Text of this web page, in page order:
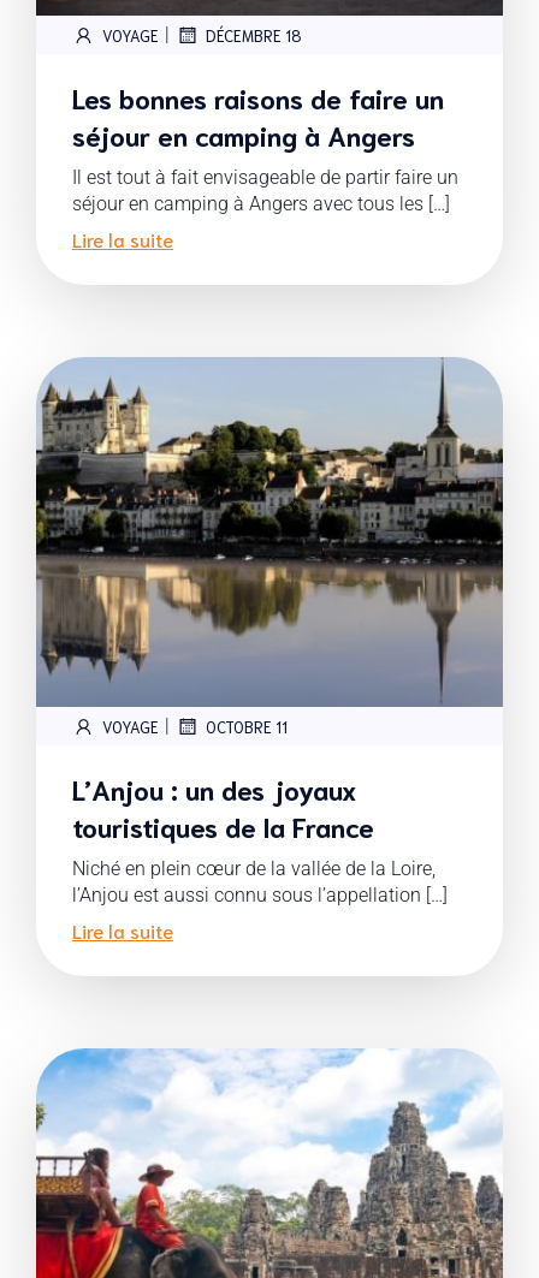
VOYAGE | DÉCEMBRE 18
Les bonnes raisons de faire un
séjour en camping à Angers
Il est tout à fait envisageable de partir faire un
séjour en camping à Angers avec tous les […]
Lire la suite
VOYAGE | OCTOBRE 11
L’Anjou : un des joyaux
touristiques de la France
Niché en plein cœur de la vallée de la Loire,
l’Anjou est aussi connu sous l’appellation […]
Lire la suite